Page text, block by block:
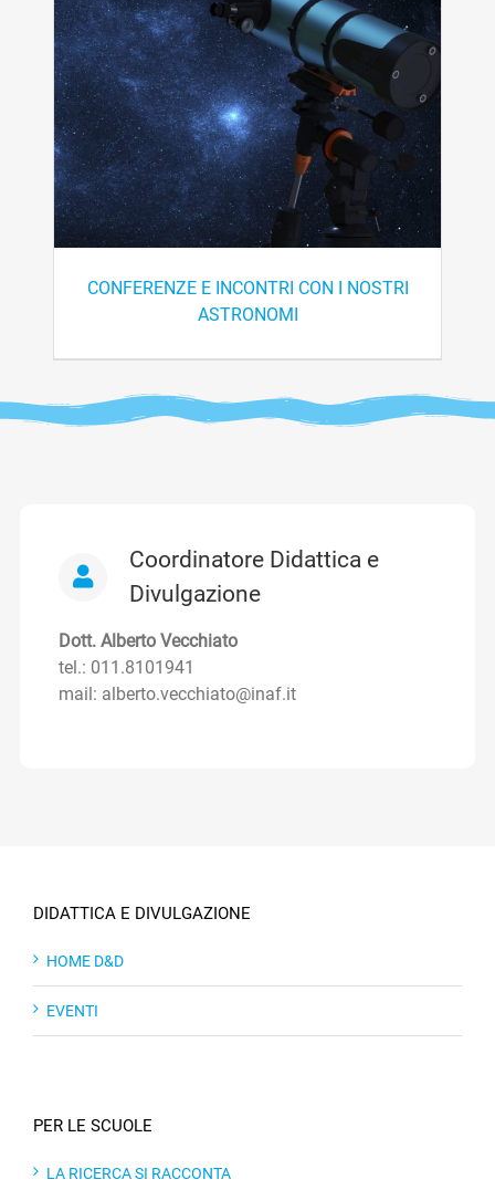
CONFERENZE E INCONTRI CON I NOSTRI
ASTRONOMI
Coordinatore Didattica e
Divulgazione
Dott. Alberto Vecchiato
tel.: 011.8101941
mail: alberto.vecchiato@inaf.it
DIDATTICA E DIVULGAZIONE
HOME D&D
EVENTI
PER LE SCUOLE
LA RICERCA SI RACCONTA